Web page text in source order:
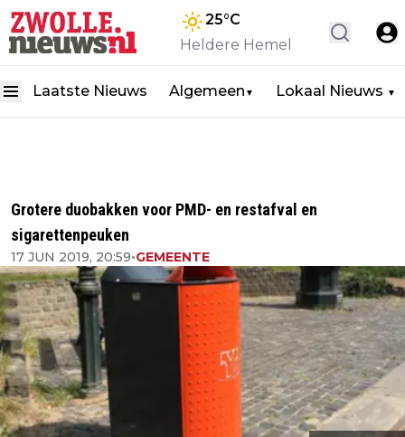
25°C
Heldere Hemel
Laatste Nieuws Algemeen ▼ Lokaal Nieuws ▼
Grotere duobakken voor PMD- en restafval en
sigarettenpeuken
17 JUN 2019, 20:59•GEMEENTE